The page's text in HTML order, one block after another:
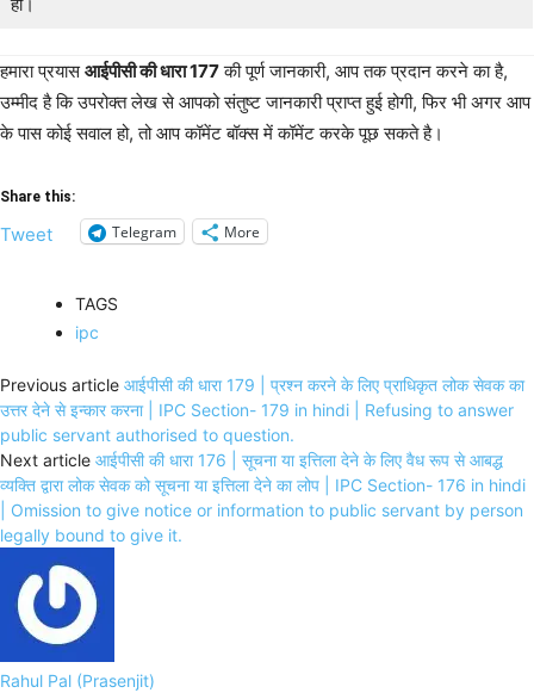
हमारा प्रयासआईपीसी की धारा 177की पूर्ण जानकारी, आप तक प्रदान करने का है,
उम्मीद है कि उपरोक्त लेख से आपको संतुष्ट जानकारी प्राप्त हुई होगी, फिर भी अगर आप
के पास कोई सवाल हो, तो आप कॉमेंट बॉक्स में कॉमेंट करके पूछ सकते है।
Share this:
Tweet Telegram More
TAGS
ipc
Previous article आईपीसी की धारा 179 | प्रश्न करने के लिए प्राधिकृत लोक सेवक का
उत्तर देने से इन्कार करना | IPC Section- 179 in hindi | Refusing to answer
public servant authorised to question.
Next article आईपीसी की धारा 176 | सूचना या इत्तिला देने के लिए वैध रूप से आबद्ध
व्यक्ति द्वारा लोक सेवक को सूचना या इत्तिला देने का लोप | IPC Section- 176 in hindi
| Omission to give notice or information to public servant by person
legally bound to give it.
Rahul Pal (Prasenjit)